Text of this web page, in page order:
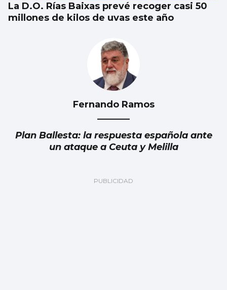
La D.O. Rías Baixas prevé recoger casi 50
millones de kilos de uvas este año
Fernando Ramos
Plan Ballesta: la respuesta española ante
un ataque a Ceuta y Melilla